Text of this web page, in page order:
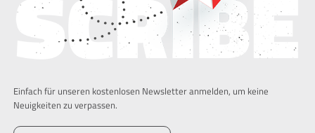
Einfach für unseren kostenlosen Newsletter anmelden, um keine
Neuigkeiten zu verpassen.